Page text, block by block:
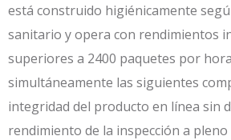
está construido higiénicamente
sanitario y opera con rendimientos
superiores a 2400 paquetes por
simultáneamente las siguientes
integridad del producto en línea sin
rendimiento de la inspección a